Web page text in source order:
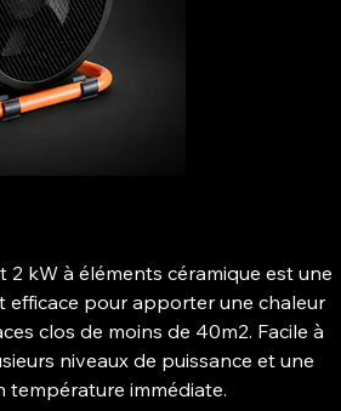
2 kW à éléments céramique est une
efficace pour apporter une chaleur
clos de moins de 40m2. Facile à
niveaux de puissance et une
température immédiate.